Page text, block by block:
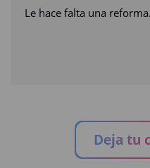
Le hace falta una reforma.
Deja tu